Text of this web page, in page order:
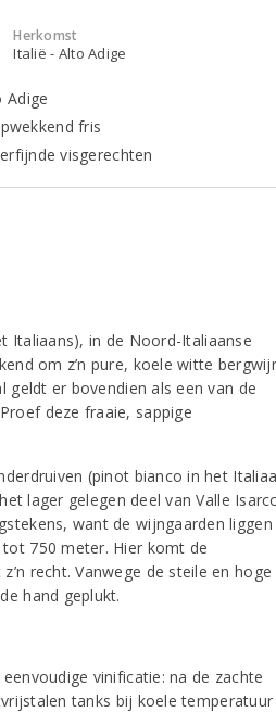
Herkomst
Italië - Alto Adige
Adige
fris
visgerechten
Italiaans), in de Noord-Italiaanse
om z’n pure, koele witte
geldt er bovendien als een van de
deze fraaie, sappige
(pinot bianco in het
lager gelegen deel van Valle
want de wijngaarden
750 meter. Hier komt de
recht. Vanwege de steile en hoge
hand geplukt.
vinificatie: na de zachte
tanks bij koele